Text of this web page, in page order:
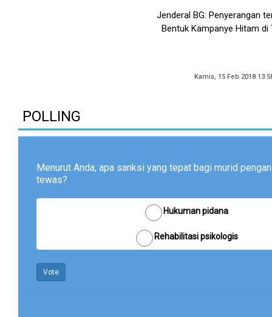
Jenderal BG: Penyerangan
Bentuk Kampanye Hitam di
Kamis, 15 Feb 2018
POLLING
Menurut Anda, apa sanksi yang tepat bagi murid
tewas?
Hukuman pidana
Rehabilitasi psikologis
Vote